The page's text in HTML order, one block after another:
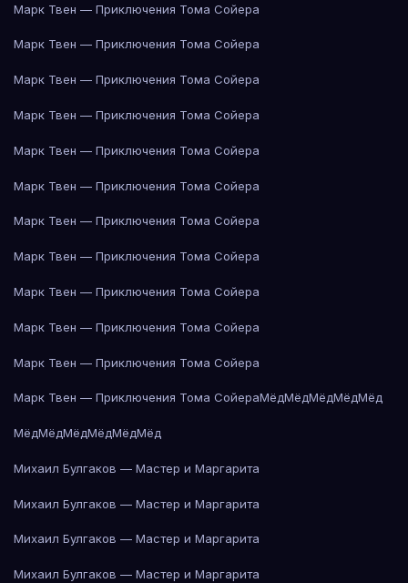
Марк Твен — Приключения Тома Сойера
Марк Твен — Приключения Тома Сойера
Марк Твен — Приключения Тома Сойера
Марк Твен — Приключения Тома Сойера
Марк Твен — Приключения Тома Сойера
Марк Твен — Приключения Тома Сойера
Марк Твен — Приключения Тома Сойера
Марк Твен — Приключения Тома Сойера
Марк Твен — Приключения Тома Сойера
Марк Твен — Приключения Тома Сойера
Марк Твен — Приключения Тома Сойера
Марк Твен — Приключения Тома СойераМёдМёдМёдМёдМёд
МёдМёдМёдМёдМёдМёд
Михаил Булгаков — Мастер и Маргарита
Михаил Булгаков — Мастер и Маргарита
Михаил Булгаков — Мастер и Маргарита
Михаил Булгаков — Мастер и Маргарита